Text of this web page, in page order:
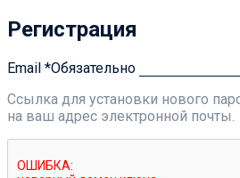
Регистрация
Email *Обязательно
Ссылка для установки нового
на ваш адрес электронной почты.